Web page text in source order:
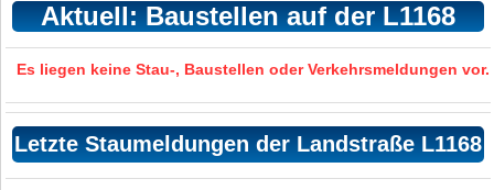
Aktuell: Baustellen auf der L1168
Es liegen keine Stau-, Baustellen oder Verkehrsmeldungen vor.
Letzte Staumeldungen der Landstraße L1168